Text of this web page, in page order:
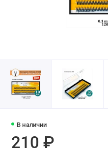
В наличии
210 ₽